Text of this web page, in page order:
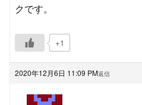
クです。
+1
2020年12月6日 11:09 PM返信